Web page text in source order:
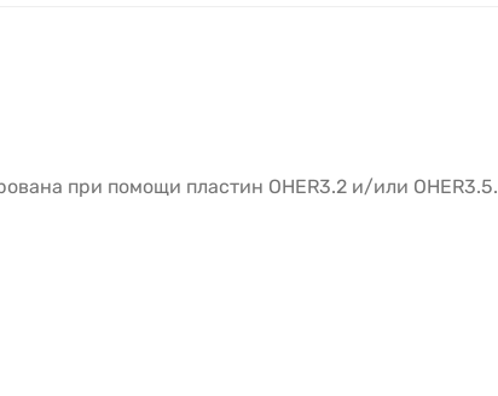
при помощи пластин OHER3.2 и/или OHER3.5.